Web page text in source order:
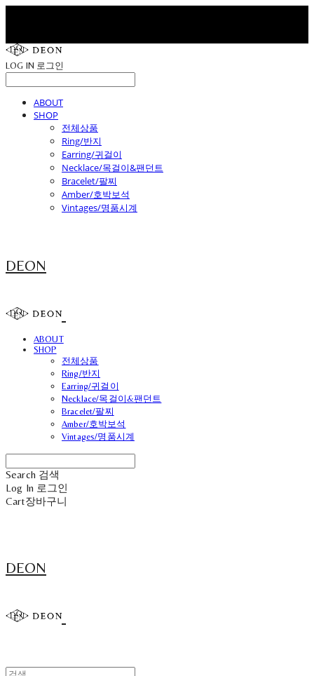
LOG IN 로그인
ABOUT
SHOP
전체상품
Ring/반지
Earring/귀걸이
Necklace/목걸이&팬던트
Bracelet/팔찌
Amber/호박보석
Vintages/명품시계
DEON
ABOUT
SHOP
전체상품
Ring/반지
Earring/귀걸이
Necklace/목걸이&팬던트
Bracelet/팔찌
Amber/호박보석
Vintages/명품시계
Search 검색
Log In 로그인
Cart장바구니
DEON